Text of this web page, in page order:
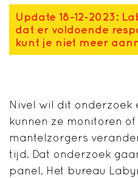
Update 18-12-2023:
dat er voldoende
kunt je niet meer
Nivel wil dit onderzoek
kunnen ze monitoren
mantelzorgers
tijd. Dat onderzoek
panel. Het bureau